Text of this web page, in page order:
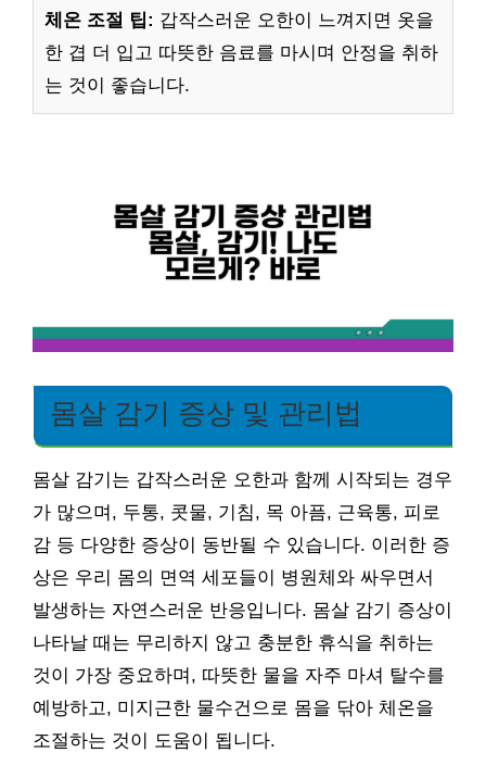
체온 조절 팁: 갑작스러운 오한이 느껴지면 옷을
한 겹 더 입고 따뜻한 음료를 마시며 안정을 취하
는 것이 좋습니다.
몸살 감기 증상 및 관리법
몸살 감기는 갑작스러운 오한과 함께 시작되는 경우
가 많으며, 두통, 콧물, 기침, 목 아픔, 근육통, 피로
감 등 다양한 증상이 동반될 수 있습니다. 이러한 증
상은 우리 몸의 면역 세포들이 병원체와 싸우면서
발생하는 자연스러운 반응입니다. 몸살 감기 증상이
나타날 때는 무리하지 않고 충분한 휴식을 취하는
것이 가장 중요하며, 따뜻한 물을 자주 마셔 탈수를
예방하고, 미지근한 물수건으로 몸을 닦아 체온을
조절하는 것이 도움이 됩니다.